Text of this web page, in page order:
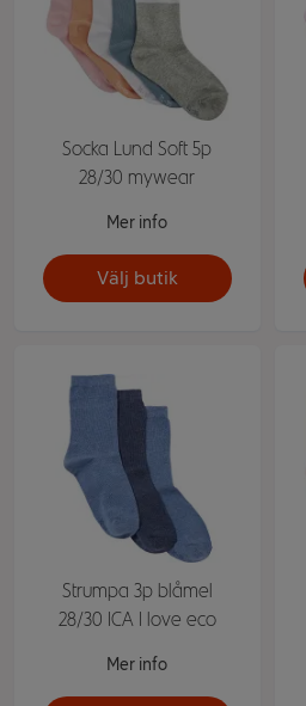
Socka Lund Soft 5p
28/30 mywear
Mer info
Välj butik
Strumpa 3p blåmel
28/30 ICA I love eco
Mer info